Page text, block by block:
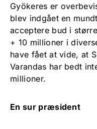
Gyökeres er
blev indgået en
acceptere bud i
+ 10 millioner i
have fået at vide, at
Varandas har bedt
millioner.
En sur præsident